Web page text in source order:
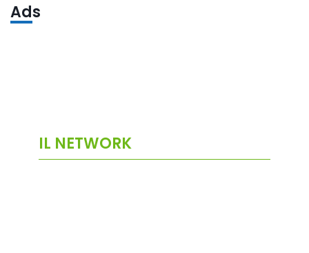
Ads
IL NETWORK